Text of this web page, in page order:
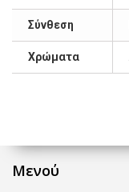
Σύνθεση
Χρώματα
Μενού